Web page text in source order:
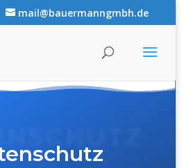
mail@bauermanngmbh.de